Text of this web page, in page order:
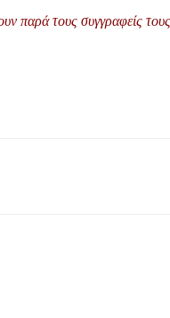
παρά τους συγγραφείς